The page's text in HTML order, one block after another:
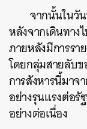
จากนั้นในวั
หลังจากเดินทาง
ภายหลังมีการรา
โดยกลุ่มสายลับข
การสังหารนี้มาจ
อย่างรุนแรงต่อรั
อย่างต่อเนื่อง